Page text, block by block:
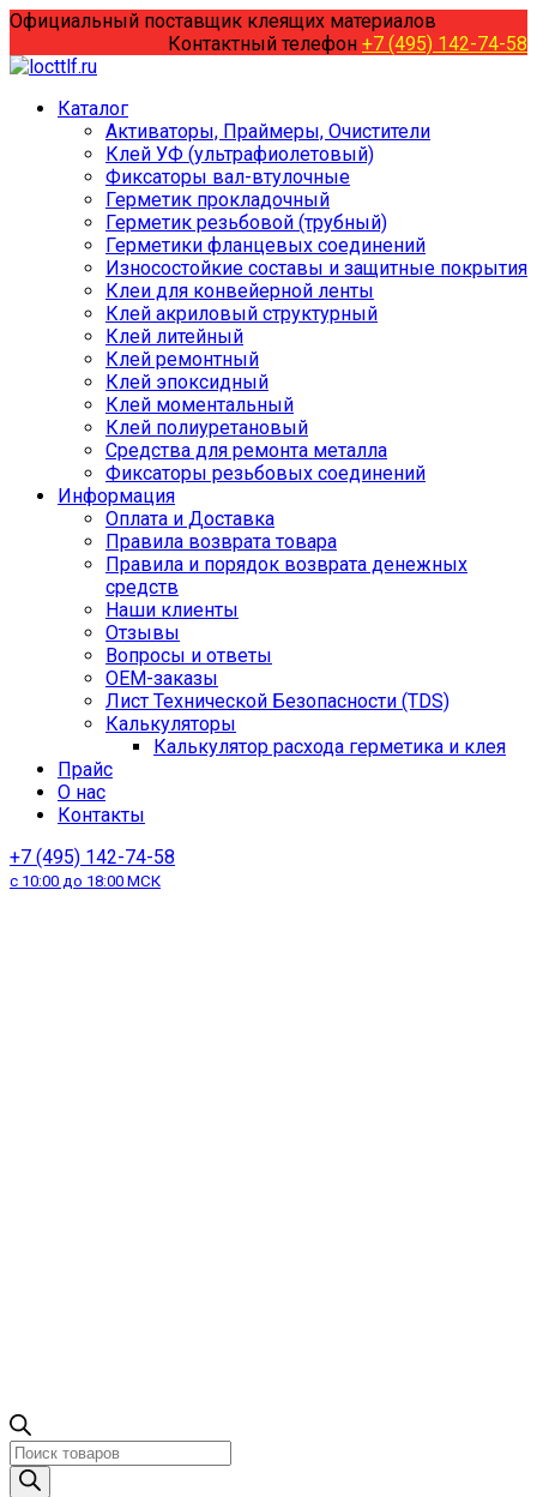
Перейти
содержанию
Официальный поставщик клеящих материалов
Контактный телефон +7 (495) 142-74-58
Каталог
Активаторы, Праймеры, Очистители
Клей УФ (ультрафиолетовый)
Фиксаторы вал-втулочные
Герметик прокладочный
Герметик резьбовой (трубный)
Герметики фланцевых соединений
Износостойкие составы и защитные покрытия
Клеи для конвейерной ленты
Клей акриловый структурный
Клей литейный
Клей ремонтный
Клей эпоксидный
Клей моментальный
Клей полиуретановый
Средства для ремонта металла
Фиксаторы резьбовых соединений
Информация
Оплата и Доставка
Правила возврата товара
Правила и порядок возврата денежных
средств
Наши клиенты
Отзывы
Вопросы и ответы
OEM-заказы
Лист Технической Безопасности (TDS)
Калькуляторы
Калькулятор расхода герметика и клея
Прайс
О нас
Контакты
+7 (495) 142-74-58
с 10:00 до 18:00 МСК
Поиск
товаров